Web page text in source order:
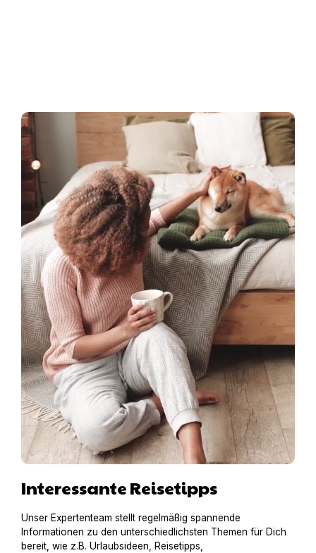
Interessante Reisetipps
Unser Expertenteam stellt regelmäßig spannende
Informationen zu den unterschiedlichsten Themen für Dich
bereit, wie z.B. Urlaubsideen, Reisetipps,